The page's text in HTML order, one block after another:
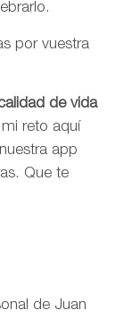
por vuestra
de vida
reto aquí
app
Que te
de Juan